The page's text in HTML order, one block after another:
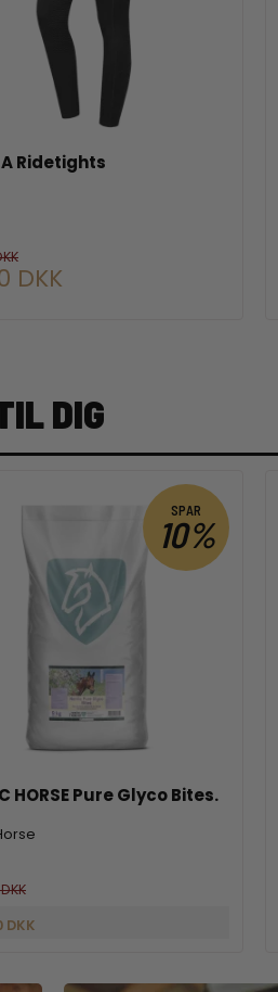
Ridetights
DKK
DIG
SPAR
10%
HORSE Pure Glyco Bites.
DKK